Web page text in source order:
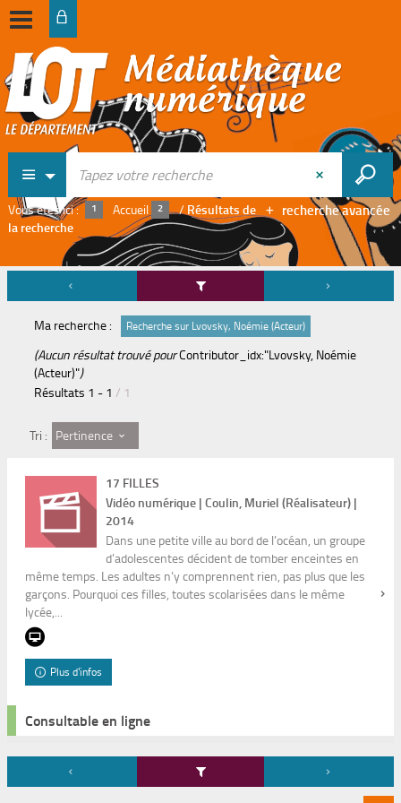
recherche avancée
Vous êtes ici : Accueil /Résultats de
la recherche
Ma recherche : Recherche sur Lvovsky, Noémie (Acteur)
(Aucun résultat trouvé pourContributor_idx:"Lvovsky, Noémie
(Acteur)")
Résultats 1 - 1 / 1
Tri : Pertinence
17 FILLES
Vidéo numérique | Coulin, Muriel (Réalisateur) |
2014
Dans une petite ville au bord de l’océan, un groupe
d’adolescentes décident de tomber enceintes en
même temps. Les adultes n’y comprennent rien, pas plus que les
garçons. Pourquoi ces filles, toutes scolarisées dans le même
lycée,...
Plus d'infos
Consultable en ligne